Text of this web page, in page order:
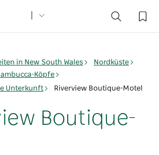
in New South Wales
Nordküste
Köpfe
Unterkunft
Riverview Boutique-Motel
Boutique-